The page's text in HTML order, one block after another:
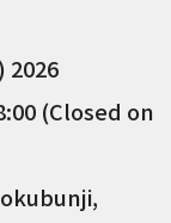
2026
(Closed on